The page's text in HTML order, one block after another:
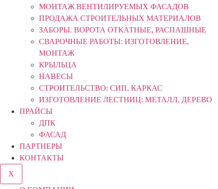
МОНТАЖ ВЕНТИЛИРУЕМЫХ ФАСАДОВ
ПРОДАЖА СТРОИТЕЛЬНЫХ МАТЕРИАЛОВ
ЗАБОРЫ. ВОРОТА ОТКАТНЫЕ, РАСПАШНЫЕ
СВАРОЧНЫЕ РАБОТЫ: ИЗГОТОВЛЕНИЕ,
МОНТАЖ
КРЫЛЬЦА
НАВЕСЫ
СТРОИТЕЛЬСТВО: СИП, КАРКАС
ИЗГОТОВЛЕНИЕ ЛЕСТНИЦ: МЕТАЛЛ, ДЕРЕВО
ПРАЙСЫ
ДПК
ФАСАД
ПАРТНЕРЫ
КОНТАКТЫ
X